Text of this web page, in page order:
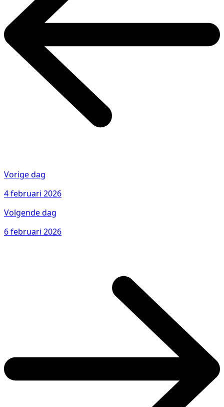
Vorige dag
4 februari 2026
Volgende dag
6 februari 2026